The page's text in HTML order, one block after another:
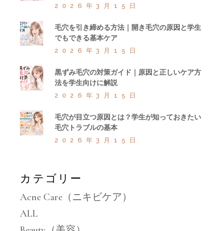
2026年3月15日
毛穴を引き締める方法｜開き毛穴の原因と学生
でもできる基本ケア
2026年3月15日
黒ずみ毛穴の対策ガイド｜原因と正しいケア方
法を学生向けに解説
2026年3月15日
毛穴が目立つ原因とは？学生が知っておきたい
毛穴トラブルの基本
2026年3月15日
カテゴリー
Acne Care（ニキビケア）
ALL